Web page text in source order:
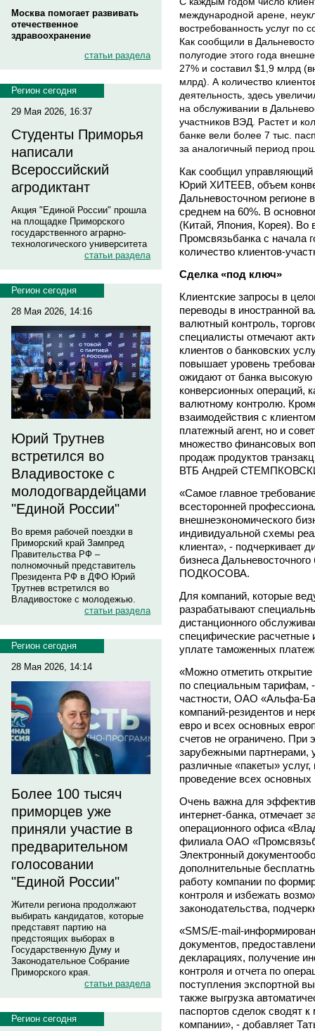
Москва помогает развивать
отечественное
здравоохранение
статьи раздела
Регион сегодня
29 Мая 2026, 16:37
Студенты Приморья
написали
Всероссийский
агродиктант
Акция "Единой России" прошла
на площадке Приморского
государственного аграрно-
технологического университета
статьи раздела
Регион сегодня
28 Мая 2026, 14:16
Юрий Трутнев
встретился во
Владивостоке с
молодогвардейцами
"Единой России"
Во время рабочей поездки в
Приморский край Зампред
Правительства РФ –
полномочный представитель
Президента РФ в ДФО Юрий
Трутнев встретился во
Владивостоке с молодежью.
статьи раздела
Регион сегодня
28 Мая 2026, 14:14
Более 100 тысяч
приморцев уже
приняли участие в
предварительном
голосовании
"Единой России"
Жители региона продолжают
выбирать кандидатов, которые
представят партию на
предстоящих выборах в
Государственную Думу и
Законодательное Собрание
Приморского края.
статьи раздела
Регион сегодня
международной арене,
востребованность услуг
Как сообщили в
полугодие этого года
27% и составил $1,9 млрд
млрд). А количество
деятельность, здесь
на обслуживании в
участников ВЭД. Растет и
банке вели более 7 тыс.
за аналогичный период
Как сообщил
Юрий ХИТЕЕВ, объем
Дальневосточном регионе
среднем на 60%. В
(Китай, Япония, Корея). Во
Промсвязьбанка с начала
количество клиентов-
Сделка «под ключ»
Клиентские запросы в
переводы в иностранной
валютный контроль,
специалисты отмечают
клиентов о банковских
повышает уровень
ожидают от банка высокую
конверсионных операций,
валютному контролю.
взаимодействия с
платежный агент, но и
множество финансовых
продаж продуктов
ВТБ Андрей
«Самое главное
всесторонней
внешнеэкономического
индивидуальной схемы
клиента», - подчеркивает
бизнеса
ПОДКОСОВА.
Для компаний, которые
разрабатывают
дистанционного
специфические
уплате таможенных
«Можно отметить
по специальным тарифам,
частности, ОАО «Альфа-
компаний-резидентов и
евро и всех основных
счетов не ограничено.
зарубежными партнерами,
различные «пакеты»
проведение всех
Очень важна для
интернет-банка, отмечает
операционного офиса
филиала ОАО
Электронный
дополнительные
работу компании по
контроля и избежать
законодательства,
«SMS/E-mail-
документов,
декларациях, получение
контроля и отчета по
поступления экспортной
также выгрузка
паспортов сделок сводят
компании», - добавляет